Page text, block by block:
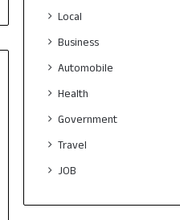
Local
Business
Automobile
Health
Government
Travel
JOB